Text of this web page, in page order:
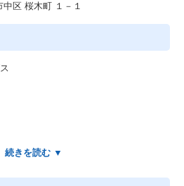
区 桜木町 １－１